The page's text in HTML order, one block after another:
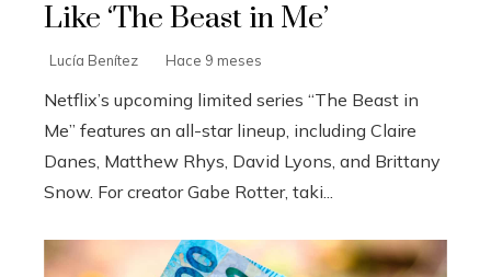
Like ‘The Beast in Me’
Lucía Benítez Hace 9 meses
Netflix’s upcoming limited series “The Beast in
Me” features an all-star lineup, including Claire
Danes, Matthew Rhys, David Lyons, and Brittany
Snow. For creator Gabe Rotter, taki...